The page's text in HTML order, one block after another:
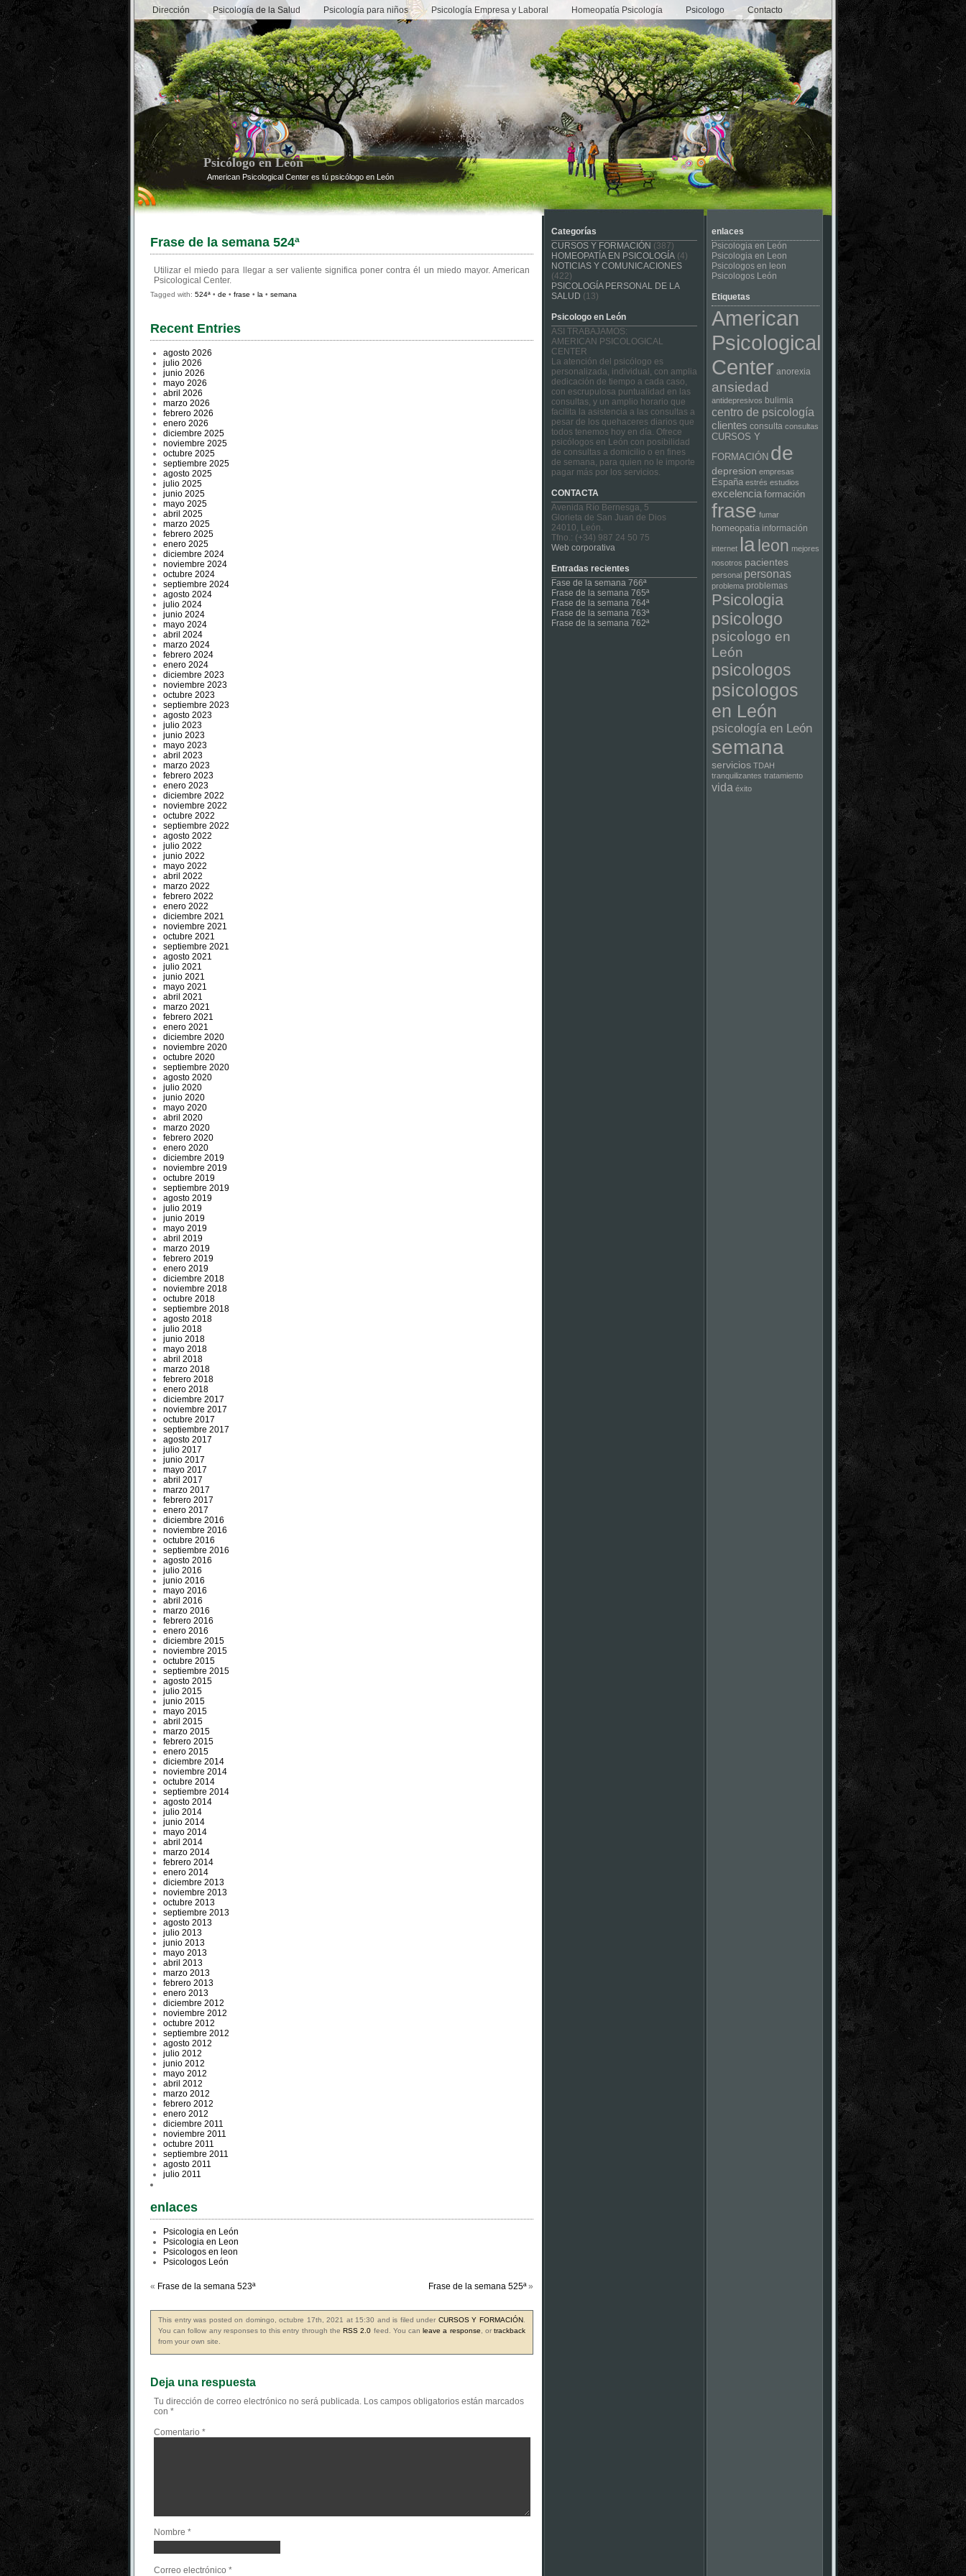
Dirección Psicología de la Salud Psicología para niños Psicología Empresa y Laboral Homeopatía Psicología Psicologo Contacto
Psicólogo en León
American Psicological Center es tú psicólogo en León
Frase de la semana 524ª
Utilizar el miedo para llegar a ser valiente significa poner contra él un miedo mayor. American
Psicological Center.
Tagged with: 524ª • de • frase • la • semana
Recent Entries
agosto 2026
julio 2026
junio 2026
mayo 2026
abril 2026
marzo 2026
febrero 2026
enero 2026
diciembre 2025
noviembre 2025
octubre 2025
septiembre 2025
agosto 2025
julio 2025
junio 2025
mayo 2025
abril 2025
marzo 2025
febrero 2025
enero 2025
diciembre 2024
noviembre 2024
octubre 2024
septiembre 2024
agosto 2024
julio 2024
junio 2024
mayo 2024
abril 2024
marzo 2024
febrero 2024
enero 2024
diciembre 2023
noviembre 2023
octubre 2023
septiembre 2023
agosto 2023
julio 2023
junio 2023
mayo 2023
abril 2023
marzo 2023
febrero 2023
enero 2023
diciembre 2022
noviembre 2022
octubre 2022
septiembre 2022
agosto 2022
julio 2022
junio 2022
mayo 2022
abril 2022
marzo 2022
febrero 2022
enero 2022
diciembre 2021
noviembre 2021
octubre 2021
septiembre 2021
agosto 2021
julio 2021
junio 2021
mayo 2021
abril 2021
marzo 2021
febrero 2021
enero 2021
diciembre 2020
noviembre 2020
octubre 2020
septiembre 2020
agosto 2020
julio 2020
junio 2020
mayo 2020
abril 2020
marzo 2020
febrero 2020
enero 2020
diciembre 2019
noviembre 2019
octubre 2019
septiembre 2019
agosto 2019
julio 2019
junio 2019
mayo 2019
abril 2019
marzo 2019
febrero 2019
enero 2019
diciembre 2018
noviembre 2018
octubre 2018
septiembre 2018
agosto 2018
julio 2018
junio 2018
mayo 2018
abril 2018
marzo 2018
febrero 2018
enero 2018
diciembre 2017
noviembre 2017
octubre 2017
septiembre 2017
agosto 2017
julio 2017
junio 2017
mayo 2017
abril 2017
marzo 2017
febrero 2017
enero 2017
diciembre 2016
noviembre 2016
octubre 2016
septiembre 2016
agosto 2016
julio 2016
junio 2016
mayo 2016
abril 2016
marzo 2016
febrero 2016
enero 2016
diciembre 2015
noviembre 2015
octubre 2015
septiembre 2015
agosto 2015
julio 2015
junio 2015
mayo 2015
abril 2015
marzo 2015
febrero 2015
enero 2015
diciembre 2014
noviembre 2014
octubre 2014
septiembre 2014
agosto 2014
julio 2014
junio 2014
mayo 2014
abril 2014
marzo 2014
febrero 2014
enero 2014
diciembre 2013
noviembre 2013
octubre 2013
septiembre 2013
agosto 2013
julio 2013
junio 2013
mayo 2013
abril 2013
marzo 2013
febrero 2013
enero 2013
diciembre 2012
noviembre 2012
octubre 2012
septiembre 2012
agosto 2012
julio 2012
junio 2012
mayo 2012
abril 2012
marzo 2012
febrero 2012
enero 2012
diciembre 2011
noviembre 2011
octubre 2011
septiembre 2011
agosto 2011
julio 2011
enlaces
Psicologia en León
Psicologia en Leon
Psicologos en leon
Psicologos León
« Frase de la semana 523ª Frase de la semana 525ª»
This entry was posted on domingo, octubre 17th, 2021 at 15:30 and is filed under CURSOS Y FORMACIÓN
You can follow any responses to this entry through theRSS 2.0 feed. You canleave a response , ortrackback
from your own site.
Deja una respuesta
Tu dirección de correo electrónico no será publicada. Los campos obligatorios están marcados
con *
Comentario *
Nombre *
Correo electrónico *
Categorías
CURSOS Y FORMACIÓN (387)
HOMEOPATÍA EN PSICOLOGÍA (4)
NOTICIAS Y COMUNICACIONES
(422)
PSICOLOGÍA PERSONAL DE LA
SALUD (13)
Psicologo en León
ASI TRABAJAMOS:
AMERICAN PSICOLOGICAL
CENTER
La atención del psicólogo es
personalizada, individual, con amplia
dedicación de tiempo a cada caso,
con escrupulosa puntualidad en las
consultas, y un amplio horario que
facilita la asistencia a las consultas a
pesar de los quehaceres diarios que
todos tenemos hoy en día. Ofrece
psicólogos en León con posibilidad
de consultas a domicilio o en fines
de semana, para quien no le importe
pagar más por los servicios.
CONTACTA
Avenida Río Bernesga, 5
Glorieta de San Juan de Dios
24010, León.
Tfno.: (+34) 987 24 50 75
Web corporativa
Entradas recientes
Fase de la semana 766ª
Frase de la semana 765ª
Frase de la semana 764ª
Frase de la semana 763ª
Frase de la semana 762ª
enlaces
Psicologia en León
Psicologia en Leon
Psicologos en leon
Psicologos León
Etiquetas
American
Psicological
Center anorexia
ansiedad
antidepresivos bulimia
centro de psicología
clientes consulta consultas
CURSOS Y
FORMACIÓN de
depresion empresas
España estrés estudios
excelencia formación
frase fumar
homeopatia información
internet laleon mejores
nosotros pacientes
personal personas
problema problemas
Psicologia
psicologo
psicologo en
León
psicologos
psicologos
en León
psicología en León
semana
servicios TDAH
tranquilizantes tratamiento
vida éxito